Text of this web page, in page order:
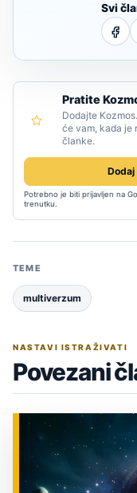
Svi
Pratite
Dodajte
će vam, kada je
članke.
Dodaj
Potrebno je biti prijavljen na
trenutku.
TEME
multiverzum
NASTAVI ISTRAŽIVATI
Povezani